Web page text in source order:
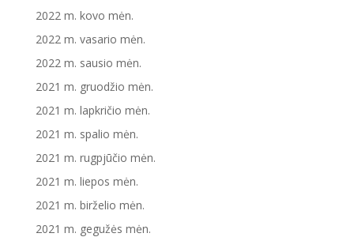
2022 m. kovo mėn.
2022 m. vasario mėn.
2022 m. sausio mėn.
2021 m. gruodžio mėn.
2021 m. lapkričio mėn.
2021 m. spalio mėn.
2021 m. rugpjūčio mėn.
2021 m. liepos mėn.
2021 m. birželio mėn.
2021 m. gegužės mėn.